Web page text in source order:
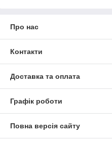
Про нас
Контакти
Доставка та оплата
Графік роботи
Повна версія сайту